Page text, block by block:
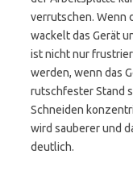
verrutschen. Wenn
wackelt das Gerät
ist nicht nur
werden, wenn das
rutschfester Stand
Schneiden
wird sauberer und
deutlich.